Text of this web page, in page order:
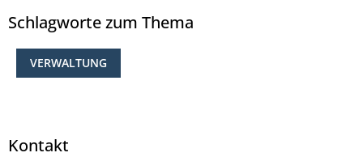
Schlagworte zum Thema
VERWALTUNG
Kontakt